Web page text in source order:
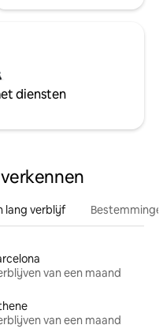
diensten
lang verblijf
van een maand
van een maand